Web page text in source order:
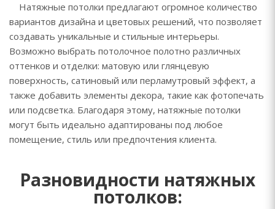
Натяжные потолки предлагают огромное количество
вариантов дизайна и цветовых решений, что позволяет
создавать уникальные и стильные интерьеры.
Возможно выбрать потолочное полотно различных
оттенков и отделки: матовую или глянцевую
поверхность, сатиновый или перламутровый эффект, а
также добавить элементы декора, такие как фотопечать
или подсветка. Благодаря этому, натяжные потолки
могут быть идеально адаптированы под любое
помещение, стиль или предпочтения клиента.
Разновидности натяжных
потолков: